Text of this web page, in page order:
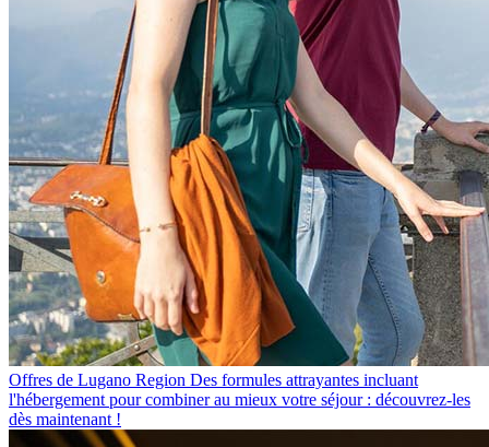
Offres de Lugano Region Des formules attrayantes incluant
l'hébergement pour combiner au mieux votre séjour : découvrez-les
dès maintenant !